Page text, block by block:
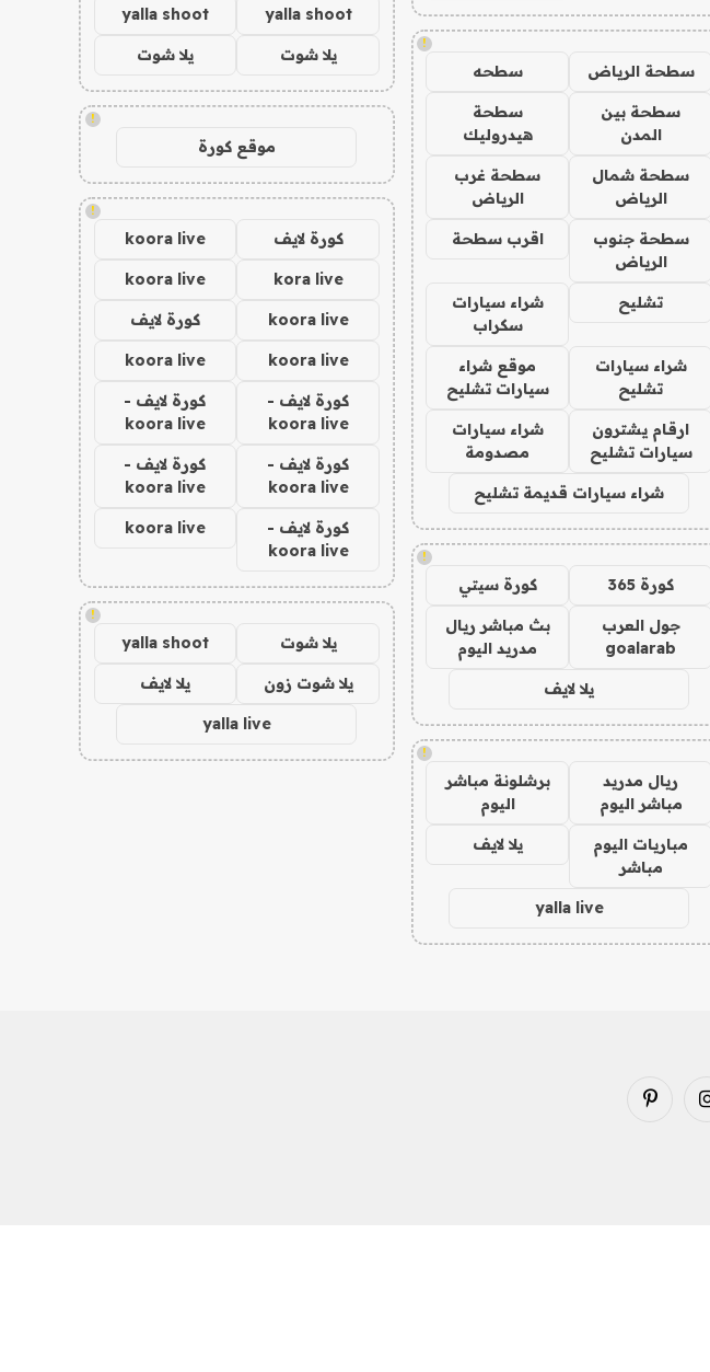
!
سطحة الرياض سطحه
سطحة بين
المدن
سطحة
هيدروليك
سطحة شمال
الرياض
سطحة غرب
الرياض
سطحة جنوب
الرياض
اقرب سطحة
تشليح
شراء سيارات
سكراب
شراء سيارات
تشليح
موقع شراء
سيارات تشليح
ارقام يشترون
سيارات تشليح
شراء سيارات
مصدومة
شراء سيارات قديمة تشليح
!
كورة 365 كورة سيتي
جول العرب
goalarab
بث مباشر ريال
مدريد اليوم
يلا لايف
!
ريال مدريد
مباشر اليوم
برشلونة مباشر
اليوم
مباريات اليوم
مباشر
يلا لايف
yalla live
yalla shoot
yalla shoot
يلا شوت يلا شوت
!
موقع كورة
!
كورة لايف koora live
kora live
koora live
koora live كورة لايف
koora live
koora live
كورة لايف -
koora live
كورة لايف -
koora live
كورة لايف -
koora live
كورة لايف -
koora live
كورة لايف -
koora live
koora live
!
يلا شوت yalla shoot
يلا شوت زون يلا لايف
yalla live
الانستغرامبينتيريست